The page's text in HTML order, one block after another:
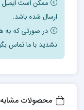
ارسال شده باشد.
در صورتی که به
نشدید با ما تماس
محصولات مشابه